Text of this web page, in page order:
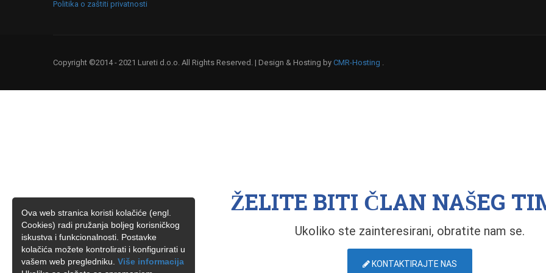
Politika o zaštiti privatnosti
Copyright ©2014 - 2021 Lureti d.o.o. All Rights Reserved. | Design & Hosting by CMR-Hosting .
ŽELITE BITI ČLAN NAŠEG
Ukoliko ste zainteresirani, obratite nam se.
KONTAKTIRAJTE NAS
Ova web stranica koristi kolačiće (engl.
Cookies) radi pružanja boljeg korisničkog
iskustva i funkcionalnosti. Postavke
kolačića možete kontrolirati i konfigurirati u
vašem web pregledniku. Više informacija